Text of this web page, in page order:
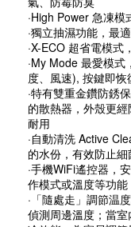
·High Power 急凍
·獨立抽濕功能，最
·X-ECO 超省電模
·My Mode 最愛模
度、風速), 按鍵即恢
·特有雙重金鑽防銹
的散熱器，外殼更
耐用
·自動清洗 Active
的水份，有效防止細
·手機WiFi遙控器，
作模式或溫度等功能
·「隨處走」調節温
偵測周邊溫度；當